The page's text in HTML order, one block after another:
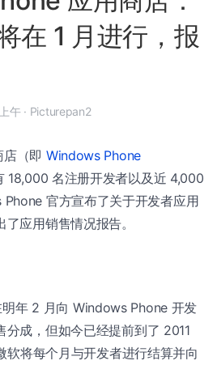
在 1 月进行，报
, 9:36 上午 · Picturepan2
（即 Windows Phone
18,000 名注册开发者以及近 4,000
官方宣布了关于开发者应用
应用销售情况报告。
年 2 月向 Windows Phone 开发
分成，但如今已经提前到了 2011
软将每个月与开发者进行结算并向